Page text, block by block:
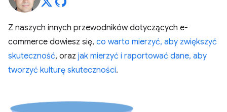
Z naszych innych przewodników dotyczących e-
commerce dowiesz się, co warto mierzyć, aby zwiększyć
skuteczność, oraz jak mierzyć i raportować dane, aby
tworzyć kulturę skuteczności.